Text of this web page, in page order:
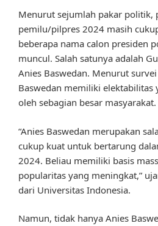
Menurut sejumlah pakar politik,
pemilu/pilpres 2024 masih
beberapa nama calon presiden
muncul. Salah satunya adalah
Anies Baswedan. Menurut
Baswedan memiliki elektabilitas
oleh sebagian besar masyarakat.
“Anies Baswedan merupakan
cukup kuat untuk bertarung
2024. Beliau memiliki basis
popularitas yang meningkat,”
dari Universitas Indonesia.
Namun, tidak hanya Anies